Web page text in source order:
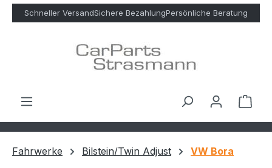
Zum Hauptinhalt springen
Schneller VersandSichere BezahlungPersönliche Beratung
Fahrwerke Bilstein/Twin Adjust VW Bora